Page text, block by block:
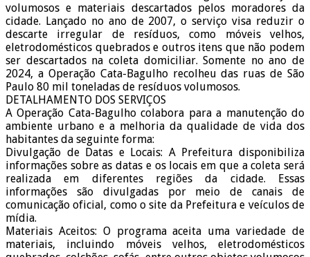
volumosos e materiais descartados pelos moradores da
cidade. Lançado no ano de 2007, o serviço visa reduzir o
descarte irregular de resíduos, como móveis velhos,
eletrodomésticos quebrados e outros itens que não podem
ser descartados na coleta domiciliar. Somente no ano de
2024, a Operação Cata-Bagulho recolheu das ruas de São
Paulo 80 mil toneladas de resíduos volumosos.
DETALHAMENTO DOS SERVIÇOS
A Operação Cata-Bagulho colabora para a manutenção do
ambiente urbano e a melhoria da qualidade de vida dos
habitantes da seguinte forma:
Divulgação de Datas e Locais: A Prefeitura disponibiliza
informações sobre as datas e os locais em que a coleta será
realizada em diferentes regiões da cidade. Essas
informações são divulgadas por meio de canais de
comunicação oficial, como o site da Prefeitura e veículos de
mídia.
Materiais Aceitos: O programa aceita uma variedade de
materiais, incluindo móveis velhos, eletrodomésticos